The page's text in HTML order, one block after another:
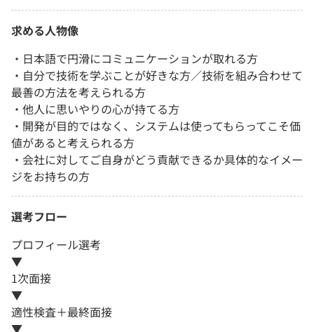
求める人物像
・日本語で円滑にコミュニケーションが取れる方
・自分で技術を学ぶことが好きな方／技術を組み合わせて
最善の方法を考えられる方
・他人に思いやりの心が持てる方
・開発が目的ではなく、システムは使ってもらってこそ価
値があると考えられる方
・会社に対してご自身がどう貢献できるか具体的なイメー
ジをお持ちの方
選考フロー
プロフィール選考
▼
1次面接
▼
適性検査＋最終面接